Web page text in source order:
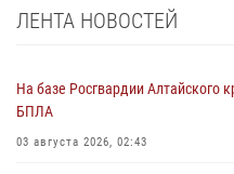
ЛЕНТА НОВОСТЕЙ
На базе Росгвардии Алтайского
БПЛА
03 августа 2026, 02:43